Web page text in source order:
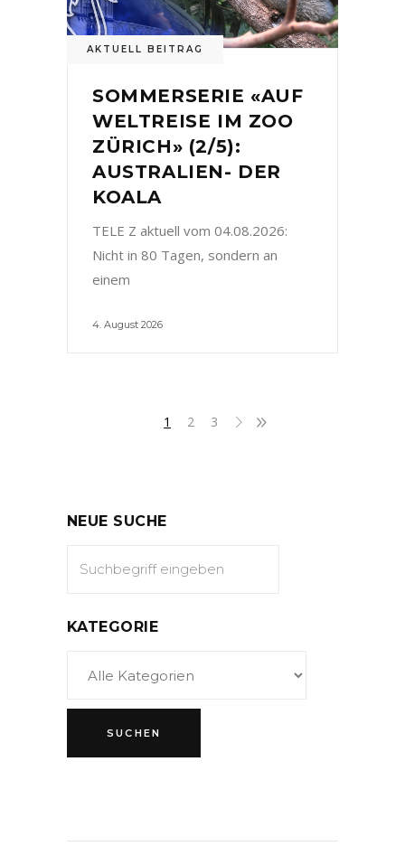
AKTUELL BEITRAG
SOMMERSERIE «AUF
WELTREISE IM ZOO
ZÜRICH» (2/5):
AUSTRALIEN- DER
KOALA
TELE Z aktuell vom 04.08.2026:
Nicht in 80 Tagen, sondern an
einem
4. August 2026
1 2 3
NEUE SUCHE
KATEGORIE